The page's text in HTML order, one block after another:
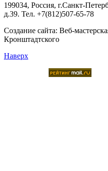
199034, Россия, г.Санкт-
д.39. Тел. +7(812)507-65-78
Создание сайта: Веб-
Кронштадтского
Наверх